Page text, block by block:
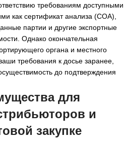
требованиям доступными
как сертификат анализа (COA),
партии и другие экспортные
Однако окончательная
органа и местного
требования к досье заранее,
до подтверждения
для
и
закупке